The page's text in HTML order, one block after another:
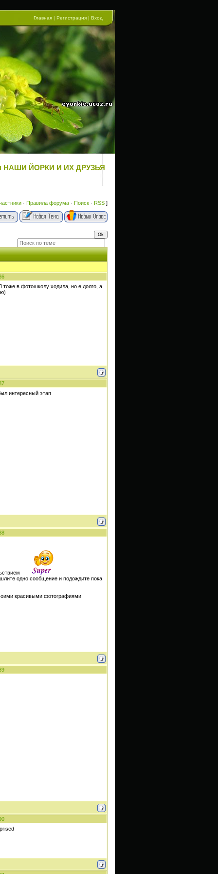
Главная | Регистрация | Вход
НАШИ ЙОРКИ И ИХ ДРУЗЬЯ
· Правила форума · Поиск · RSS ]
тоже в фотошколу ходила, но е долго, а
интересный этап
одно сообщение и подождите пока
красивыми фотографиями